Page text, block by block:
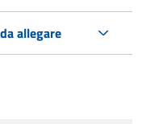
allegare